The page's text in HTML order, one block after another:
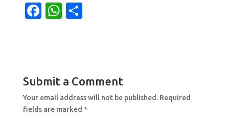
F
b
o
o
W
A
p
p
Submit a Comment
Your email address will not be published. Required
fields are marked *